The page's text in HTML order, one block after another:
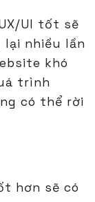
UI tốt sẽ
lại nhiều lần
khó
trình
có thể rời
hơn sẽ có